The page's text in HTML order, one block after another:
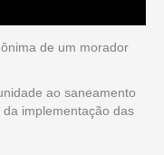
de um morador
ao saneamento
implementação das